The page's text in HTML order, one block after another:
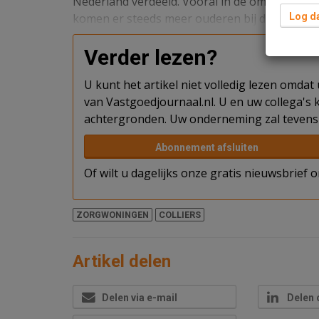
komen er steeds meer ouderen bij die op
Verder lezen?
U kunt het artikel niet volledig lezen
van Vastgoedjournaal.nl. U en uw
achtergronden. Uw onderneming zal
Abonnement afsluiten
Of wilt u dagelijks onze gratis nieuwsbrief
ZORGWONINGEN COLLIERS
Artikel delen
Delen via e-mail Delen
Log